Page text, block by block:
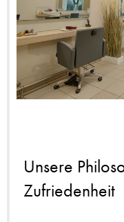
Unsere
Zufriedenheit